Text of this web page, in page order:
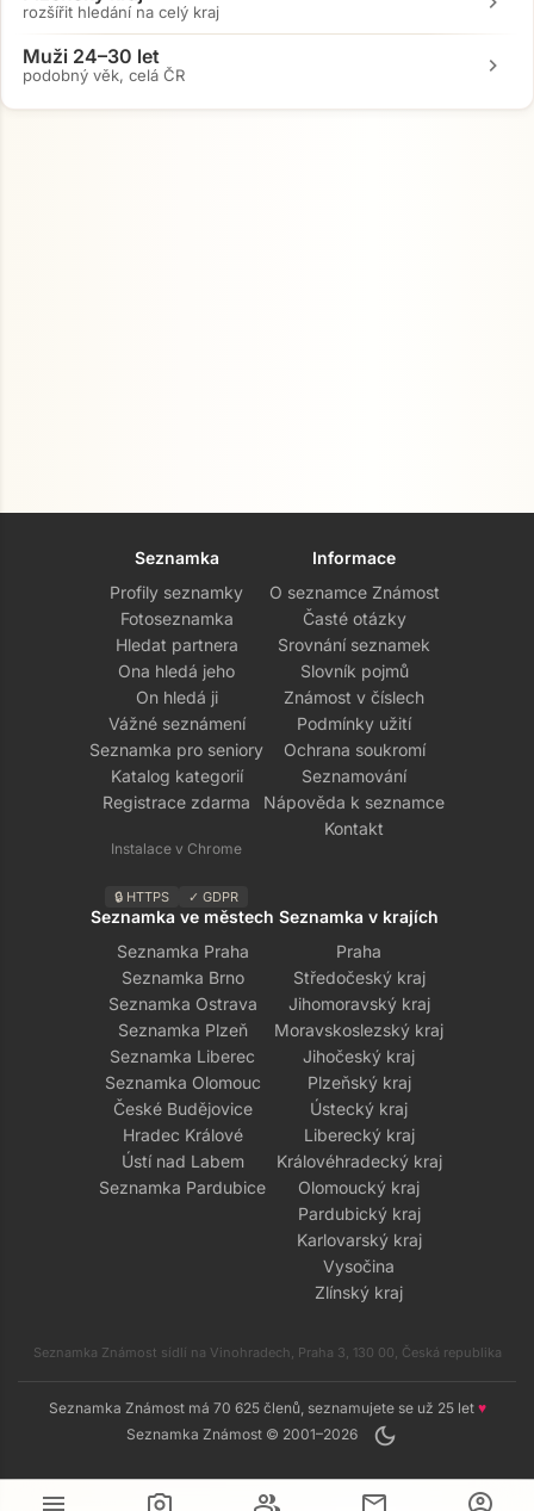
menu camera_alt group mail account_circle
rozšířit hledání na celý kraj
Muži 24–30 let
podobný věk, celá ČR chevron_right
Seznamka
Profily seznamky
Fotoseznamka
Hledat partnera
Ona hledá jeho
On hledá ji
Vážné seznámení
Seznamka pro seniory
Katalog kategorií
Registrace zdarma
Instalace v Chrome
🔒 HTTPS ✓ GDPR
Informace
O seznamce Známost
Časté otázky
Srovnání seznamek
Slovník pojmů
Známost v číslech
Podmínky užití
Ochrana soukromí
Seznamování
Nápověda k seznamce
Kontakt
Seznamka ve městech
Seznamka Praha
Seznamka Brno
Seznamka Ostrava
Seznamka Plzeň
Seznamka Liberec
Seznamka Olomouc
České Budějovice
Hradec Králové
Ústí nad Labem
Seznamka Pardubice
Seznamka v krajích
Praha
Středočeský kraj
Jihomoravský kraj
Moravskoslezský kraj
Jihočeský kraj
Plzeňský kraj
Ústecký kraj
Liberecký kraj
Královéhradecký kraj
Olomoucký kraj
Pardubický kraj
Karlovarský kraj
Vysočina
Zlínský kraj
Seznamka Známost sídlí na Vinohradech, Praha 3, 130 00, Česká republika
Seznamka Známost má 70 625 členů, seznamujete se už 25 let ♥
Seznamka Známost © 2001–2026
dark_mode